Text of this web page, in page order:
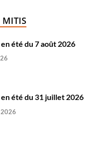
MITIS
été du 7 août 2026
été du 31 juillet 2026